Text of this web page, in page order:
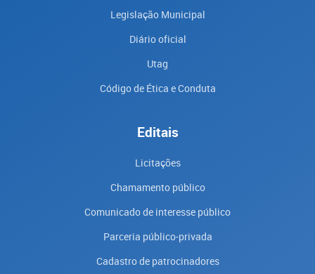
Legislação Municipal
Diário oficial
Utag
Código de Ética e Conduta
Editais
Licitações
Chamamento público
Comunicado de interesse público
Parceria público-privada
Cadastro de patrocinadores